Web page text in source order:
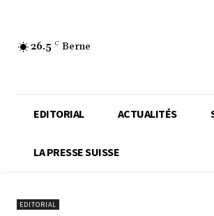
26.5 C Berne
EDITORIAL ACTUALITÉS
LA PRESSE SUISSE
EDITORIAL